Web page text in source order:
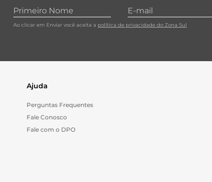
Ao clicar em Enviar você aceita a política de privacidade do Zona Sul
Ajuda
Perguntas Frequentes
Fale Conosco
Fale com o DPO